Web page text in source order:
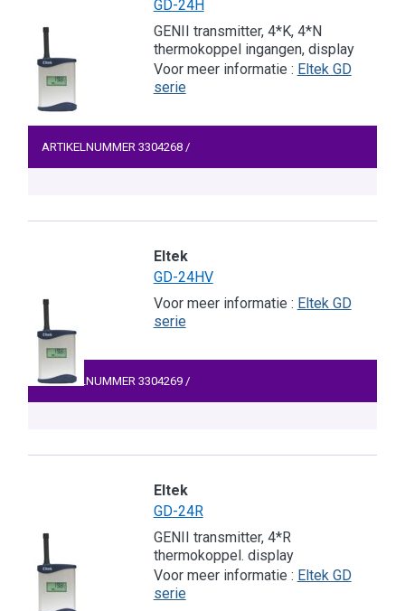
GD-24H
GENII transmitter, 4*K, 4*N
thermokoppel ingangen, display
Voor meer informatie : Eltek GD
serie
ARTIKELNUMMER 3304268 /
Eltek
GD-24HV
Voor meer informatie : Eltek GD
serie
ARTIKELNUMMER 3304269 /
Eltek
GD-24R
GENII transmitter, 4*R
thermokoppel. display
Voor meer informatie : Eltek GD
serie